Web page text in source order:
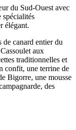
du Sud-Ouest avec
spécialités
élégant.
de canard entier du
Cassoulet aux
traditionnelles et
confit, une terrine de
Bigorre, une mousse
des